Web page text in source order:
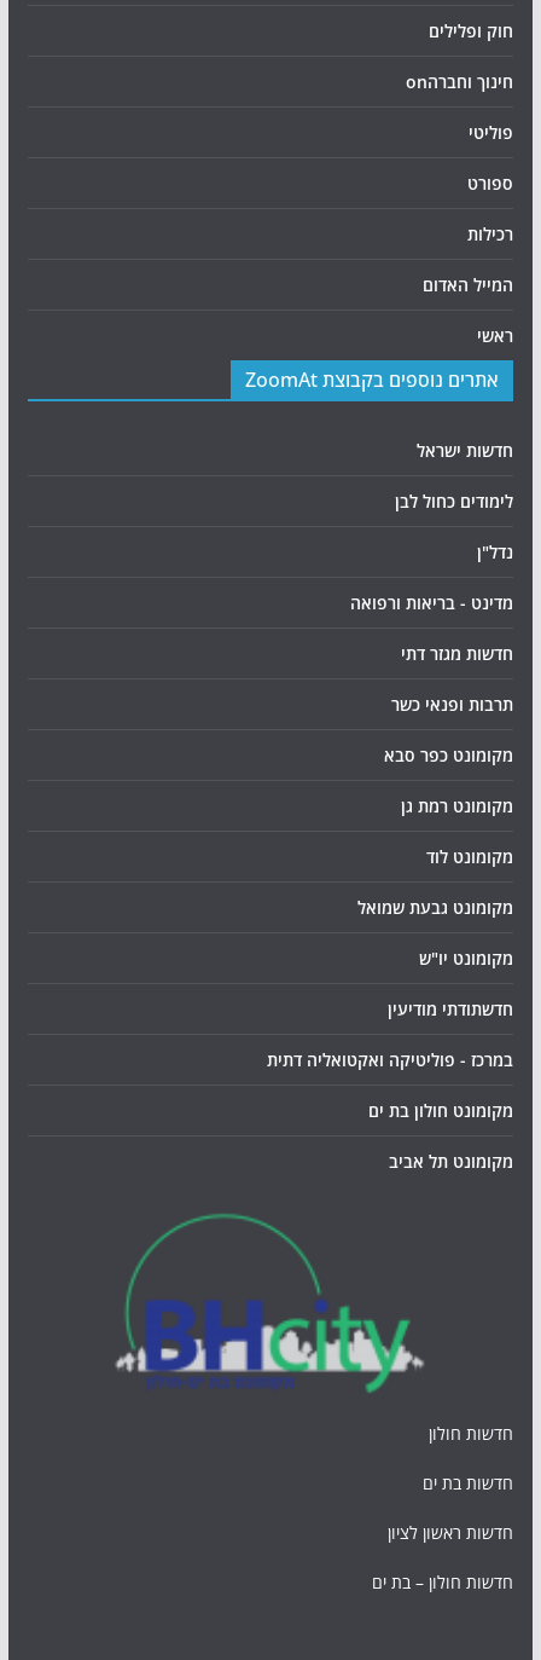
חוק ופלילים
חינוך וחברהon
פוליטי
ספורט
רכילות
המייל האדום
ראשי
אתרים נוספים בקבוצת ZoomAt
חדשות ישראל
לימודים כחול לבן
נדל"ן
מדינט - בריאות ורפואה
חדשות מגזר דתי
תרבות ופנאי כשר
מקומונט כפר סבא
מקומונט רמת גן
מקומונט לוד
מקומונט גבעת שמואל
מקומונט יו"ש
חדשתודתי מודיעין
במרכז - פוליטיקה ואקטואליה דתית
מקומונט חולון בת ים
מקומונט תל אביב
חדשות חולון
חדשות בת ים
חדשות ראשון לציון
חדשות חולון – בת ים